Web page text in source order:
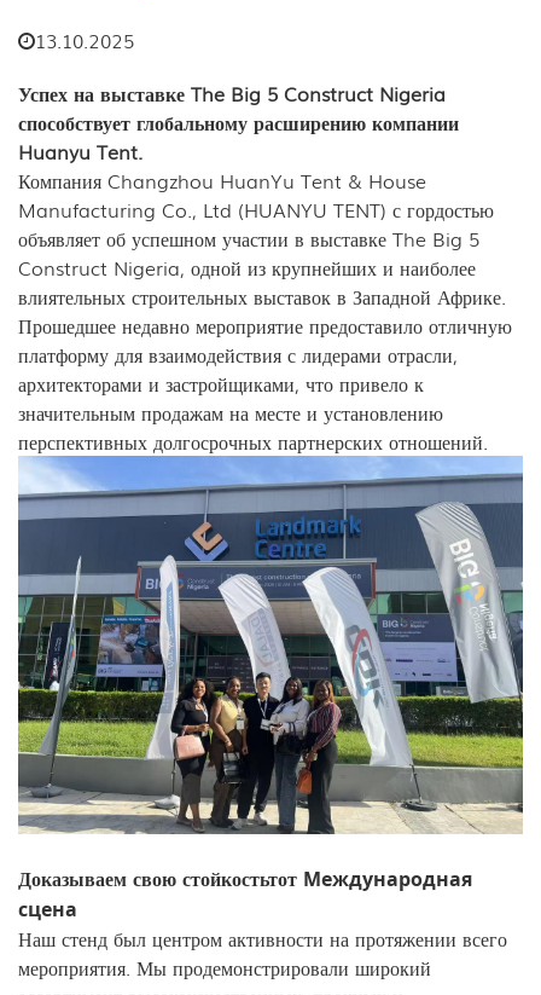
13.10.2025
Успех на выставке The Big 5 Construct Nigeria
способствует глобальному расширению компании
Huanyu Tent.
Компания Changzhou HuanYu Tent & House
Manufacturing Co., Ltd (HUANYU TENT) с гордостью
объявляет об успешном участии в выставке The Big 5
Construct Nigeria, одной из крупнейших и наиболее
влиятельных строительных выставок в Западной Африке.
Прошедшее недавно мероприятие предоставило отличную
платформу для взаимодействия с лидерами отрасли,
архитекторами и застройщиками, что привело к
значительным продажам на месте и установлению
перспективных долгосрочных партнерских отношений.
Доказываем свою стойкостьтот Международная
сцена
Наш стенд был центром активности на протяжении всего
мероприятия. Мы продемонстрировали широкий